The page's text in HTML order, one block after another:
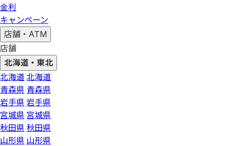
金利
キャンペーン
店舗・ATM
店舗
北海道・東北
北海道 北海道
青森県 青森県
岩手県 岩手県
宮城県 宮城県
秋田県 秋田県
山形県 山形県